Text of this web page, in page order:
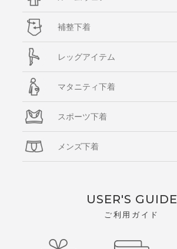
補整下着
レッグアイテム
マタニティ下着
スポーツ下着
メンズ下着
USER'S GUIDE
ご利用ガイド